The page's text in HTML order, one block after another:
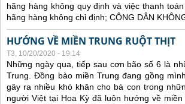
hãng hàng không quy định và việc thanh
hãng hàng không chỉ định; CÔNG DÂN
HƯỚNG VỀ MIỀN TRUNG RUỘT THỊT
T3, 10/20/2020 - 19:14
Những ngày qua, tiếp sau cơn bão số 6 là
Trung. Đồng bào miền Trung đang gồng
gây ra nhiều khó khăn cho bà con trong
người Việt tại Hoa Kỳ đã luôn hướng về